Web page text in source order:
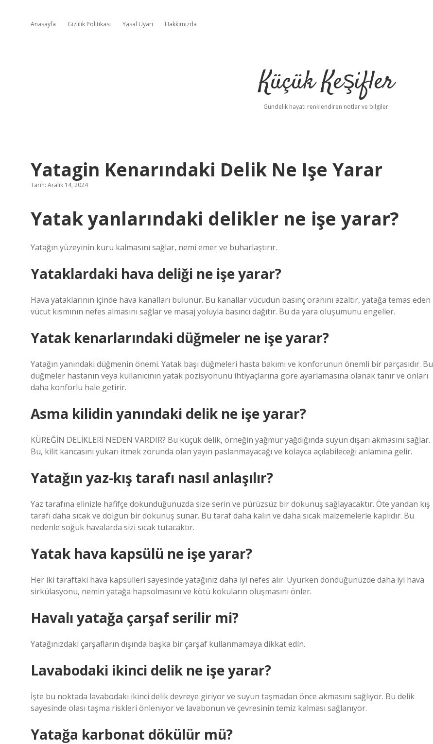
Anasayfa Gizlilik Politikası Yasal Uyarı Hakkımızda
Küçük Keşifler
Gündelik hayatı renklendiren notlar ve bilgiler.
Yatagin Kenarındaki Delik Ne Işe Yarar
Tarih: Aralık 14, 2024
Yatak yanlarındaki delikler ne işe yarar?
Yatağın yüzeyinin kuru kalmasını sağlar, nemi emer ve buharlaştırır.
Yataklardaki hava deliği ne işe yarar?
Hava yataklarının içinde hava kanalları bulunur. Bu kanallar vücudun basınç oranını azaltır, yatağa temas eden
vücut kısmının nefes almasını sağlar ve masaj yoluyla basıncı dağıtır. Bu da yara oluşumunu engeller.
Yatak kenarlarındaki düğmeler ne işe yarar?
Yatağın yanındaki düğmenin önemi. Yatak başı düğmeleri hasta bakımı ve konforunun önemli bir parçasıdır. Bu
düğmeler hastanın veya kullanıcının yatak pozisyonunu ihtiyaçlarına göre ayarlamasına olanak tanır ve onları
daha konforlu hale getirir.
Asma kilidin yanındaki delik ne işe yarar?
KÜREĞİN DELİKLERİ NEDEN VARDIR? Bu küçük delik, örneğin yağmur yağdığında suyun dışarı akmasını sağlar.
Bu, kilit kancasını yukarı itmek zorunda olan yayın paslanmayacağı ve kolayca açılabileceği anlamına gelir.
Yatağın yaz-kış tarafı nasıl anlaşılır?
Yaz tarafına elinizle hafifçe dokunduğunuzda size serin ve pürüzsüz bir dokunuş sağlayacaktır. Öte yandan kış
tarafı daha sıcak ve dolgun bir dokunuş sunar. Bu taraf daha kalın ve daha sıcak malzemelerle kaplıdır. Bu
nedenle soğuk havalarda sizi sıcak tutacaktır.
Yatak hava kapsülü ne işe yarar?
Her iki taraftaki hava kapsülleri sayesinde yatağınız daha iyi nefes alır. Uyurken döndüğünüzde daha iyi hava
sirkülasyonu, nemin yatağa hapsolmasını ve kötü kokuların oluşmasını önler.
Havalı yatağa çarşaf serilir mi?
Yatağınızdaki çarşafların dışında başka bir çarşaf kullanmamaya dikkat edin.
Lavabodaki ikinci delik ne işe yarar?
İşte bu noktada lavabodaki ikinci delik devreye giriyor ve suyun taşmadan önce akmasını sağlıyor. Bu delik
sayesinde olası taşma riskleri önleniyor ve lavabonun ve çevresinin temiz kalması sağlanıyor.
Yatağa karbonat dökülür mü?